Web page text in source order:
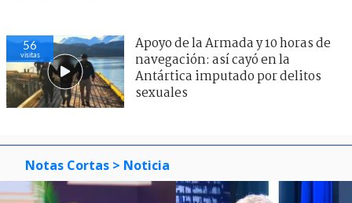
60
visitas
Apoyo de la Armada y 10 horas de
navegación: así cayó en la
Antártica imputado por delitos
sexuales
Notas Cortas > Noticia